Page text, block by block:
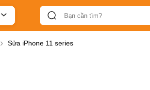
Sửa iPhone 11 series